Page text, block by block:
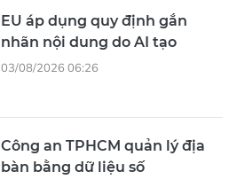
EU áp dụng quy định gắn
nhãn nội dung do AI tạo
03/08/2026 06:26
Công an TPHCM quản lý địa
bàn bằng dữ liệu số